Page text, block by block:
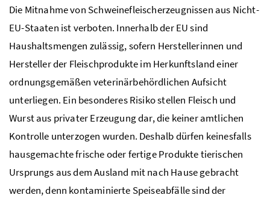
Die Mitnahme von Schweinefleischerzeugnissen aus Nicht-
EU-Staaten ist verboten. Innerhalb der EU sind
Haushaltsmengen zulässig, sofern Herstellerinnen und
Hersteller der Fleischprodukte im Herkunftsland einer
ordnungsgemäßen veterinärbehördlichen Aufsicht
unterliegen. Ein besonderes Risiko stellen Fleisch und
Wurst aus privater Erzeugung dar, die keiner amtlichen
Kontrolle unterzogen wurden. Deshalb dürfen keinesfalls
hausgemachte frische oder fertige Produkte tierischen
Ursprungs aus dem Ausland mit nach Hause gebracht
werden, denn kontaminierte Speiseabfälle sind der